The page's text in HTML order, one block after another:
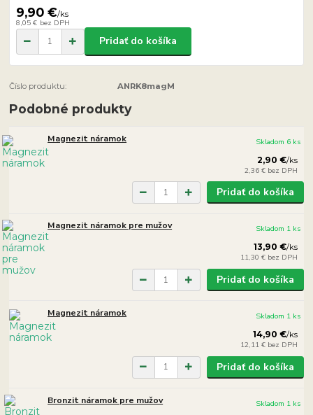
9,90 €/ks
8,05 € bez DPH
Pridať do košíka
Číslo produktu: ANRK8magM
Podobné produkty
Magnezit náramok
2,90 €/ks
2,36 € bez DPH
Skladom 6 ks
Pridať do košíka
Magnezit náramok pre mužov
13,90 €/ks
11,30 € bez DPH
Skladom 1 ks
Pridať do košíka
Magnezit náramok
14,90 €/ks
12,11 € bez DPH
Skladom 1 ks
Pridať do košíka
Bronzit náramok pre mužov Skladom 1 ks